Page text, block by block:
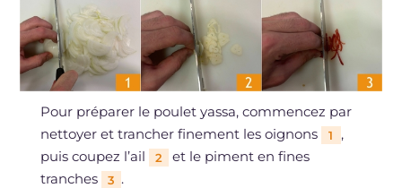
Pour préparer le poulet yassa, commencez par
nettoyer et trancher finement les oignons
1
,
puis coupez l’ail
2
et le piment en fines
tranches
3 .